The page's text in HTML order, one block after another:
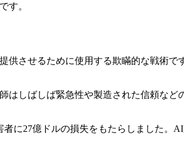
す。
させるために使用する欺瞞的な戦術で
しばしば緊急性や製造された信頼な
に27億ドルの損失をもたらしました。